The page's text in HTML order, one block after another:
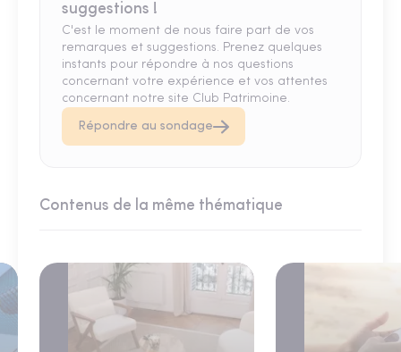
suggestions !
C'est le moment de nous faire part de vos
remarques et suggestions. Prenez quelques
instants pour répondre à nos questions
concernant votre expérience et vos attentes
concernant notre site Club Patrimoine.
Répondre au sondage
Contenus de la même thématique